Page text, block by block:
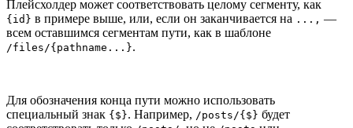
Плейсхолдер может соответствовать целому сегменту, как
{id} в примере выше, или, если он заканчивается на ..., —
всем оставшимся сегментам пути, как в шаблоне
/files/{pathname...}.
Для обозначения конца пути можно использовать
специальный знак {$}. Например, /posts/{$} будет